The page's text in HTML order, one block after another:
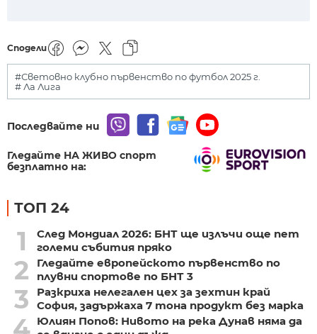
Сподели
#Световно клубно първенство по футбол 2025 г.
# Ла Лига
Последвайте ни
Гледайте НА ЖИВО спорт
безплатно на:
ТОП 24
1
След Мондиал 2026: БНТ ще излъчи още пет
големи събития пряко
2
Гледайте европейското първенство по
плувни спортове по БНТ 3
3
Разкриха нелегален цех за зехтин край
София, задържаха 7 тона продукт без марка
Юлиян Попов: Нивото на река Дунав няма да